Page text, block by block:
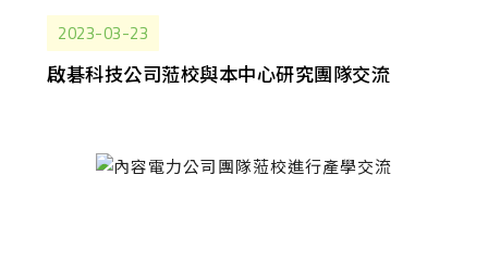
2023-03-23
啟碁科技公司蒞校與本中心研究團隊交流